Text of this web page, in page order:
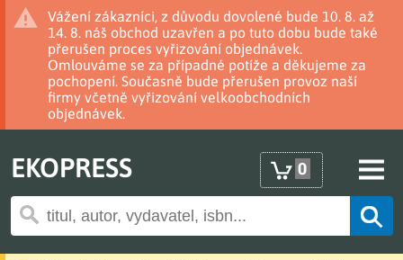
Vážení zákazníci, z důvodu dovolené bude 10. 8. až
14. 8. náš obchod uzavřen a po tuto dobu bude také
přerušen proces vyřizování objednávek.
Omlouváme se za případné potíže a děkujeme za
pochopení. Současně bude přerušen provoz naší
firmy včetně vyřizování velkoobchodních
objednávek.
EKOPRESS 0